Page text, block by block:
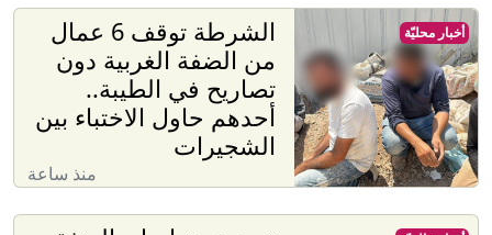
الشرطة توقف 6 عمال
من الضفة الغربية دون
تصاريح في الطيبة..
أحدهم حاول الاختباء بين
الشجيرات
منذ ساعة
أخبار محليّة